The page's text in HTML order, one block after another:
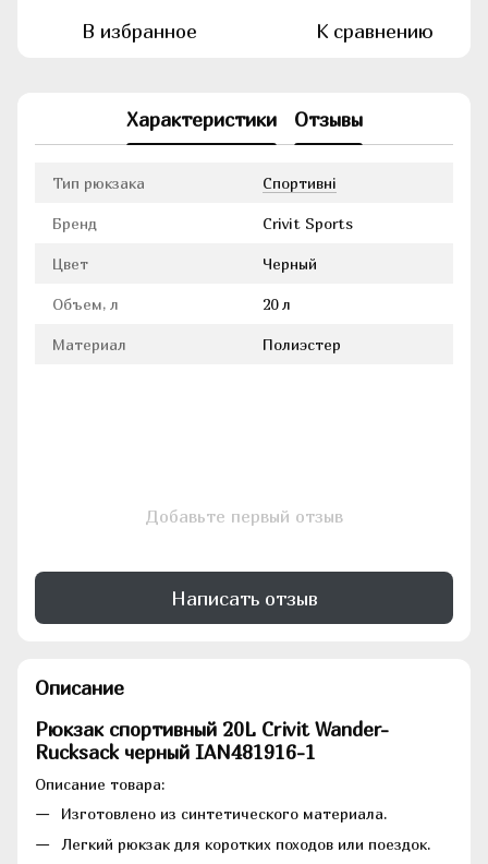
В избранное К сравнению
Характеристики Отзывы
Тип рюкзака Cпортивні
Бренд Crivit Sports
Цвет Черный
Объем, л 20 л
Материал Полиэстер
Добавьте первый отзыв
Написать отзыв
Описание
Рюкзак спортивный 20L Crivit Wander-
Rucksack черный IAN481916-1
Описание товара:
Изготовлено из синтетического материала.
Легкий рюкзак для коротких походов или поездок.